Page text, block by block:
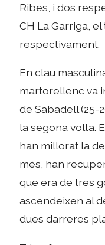
Ribes, i dos
CH La Garriga,
respectivament.
En clau
martorellenc va
de Sabadell (25-
la segona volta.
han millorat la
més, han
que era de tres
ascendeixen al
dues darreres